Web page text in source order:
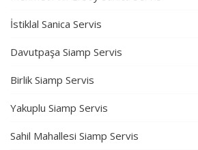
İstiklal Sanica Servis
Davutpaşa Siamp Servis
Birlik Siamp Servis
Yakuplu Siamp Servis
Sahil Mahallesi Siamp Servis